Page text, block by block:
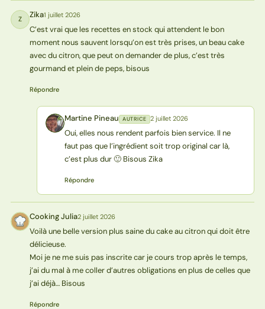
Z Zika1 juillet 2026
C’est vrai que les recettes en stock qui attendent le bon
moment nous sauvent lorsqu’on est très prises, un beau cake
avec du citron, que peut on demander de plus, c’est très
gourmand et plein de peps, bisous
Répondre
MP Martine Pineau AUTRICE 2 juillet 2026
Oui, elles nous rendent parfois bien service. Il ne
faut pas que l’ingrédient soit trop original car là,
c’est plus dur 🙂 Bisous Zika
Répondre
CJ Cooking Julia2 juillet 2026
Voilà une belle version plus saine du cake au citron qui doit être
délicieuse.
Moi je ne me suis pas inscrite car je cours trop après le temps,
j’ai du mal à me coller d’autres obligations en plus de celles que
j’ai déjà… Bisous
Répondre